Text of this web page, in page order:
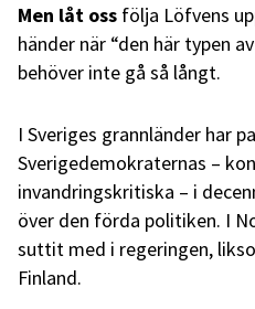
Men låt oss följa Löfvens
händer när “den här typen
behöver inte gå så långt.
I Sveriges grannländer har
Sverigedemokraternas –
invandringskritiska – i
över den förda politiken. I
suttit med i regeringen,
Finland.